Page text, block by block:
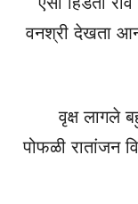
वनश्री देखता
वृक्ष लागले
पोफळी रातांजन